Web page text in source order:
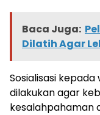
Baca Juga:
Dilatih Agar
Sosialisasi
dilakukan agar
kesalahpahaman